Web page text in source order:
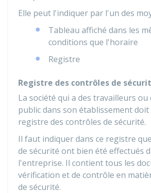
Elle peut l'indiquer par l'un des
Tableau affiché dans les
conditions que l'horaire
Registre
Registre des contrôles de
La société qui a des travailleurs ou
public dans son établissement
registre des contrôles de sécurité.
Il faut indiquer dans ce registre
de sécurité ont bien été effectués
l'entreprise. Il contient tous les
vérification et de contrôle en
de sécurité.